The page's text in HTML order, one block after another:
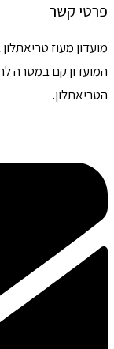
פרטי קשר
מועדון מעוז טריאתלון
המועדון קם במטרה
הטריאתלון.